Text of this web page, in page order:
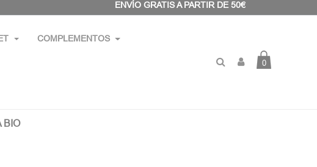
ENVÍO GRATIS A PARTIR DE 50€
COMPLEMENTOS
0
BIO